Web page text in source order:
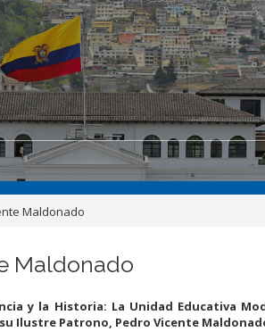
Maldonado
Maldonado
y la Historia: La Unidad Educativa
Ilustre Patrono, Pedro Vicente